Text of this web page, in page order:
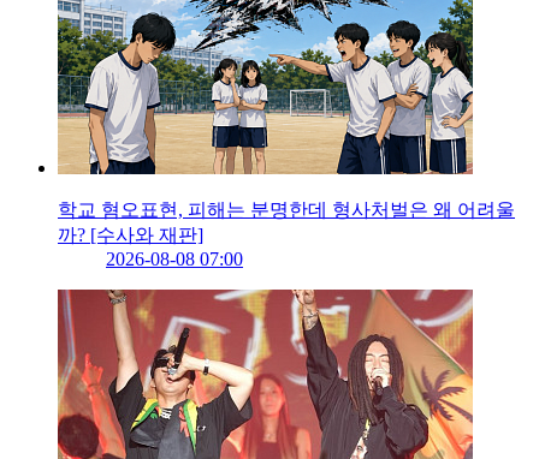
학교 혐오표현, 피해는 분명한데 형사처벌은 왜 어려울
까? [수사와 재판]
2026-08-08 07:00